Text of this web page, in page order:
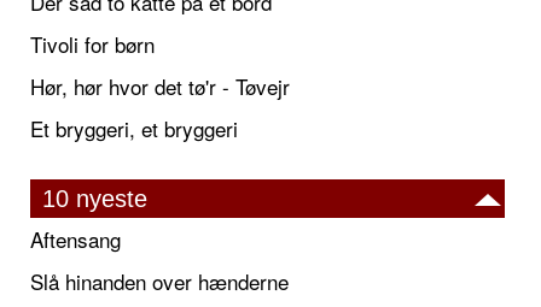
Tivoli for børn
Hør, hør hvor det tø'r - Tøvejr
Et bryggeri, et bryggeri
10 nyeste
Aftensang
Slå hinanden over hænderne